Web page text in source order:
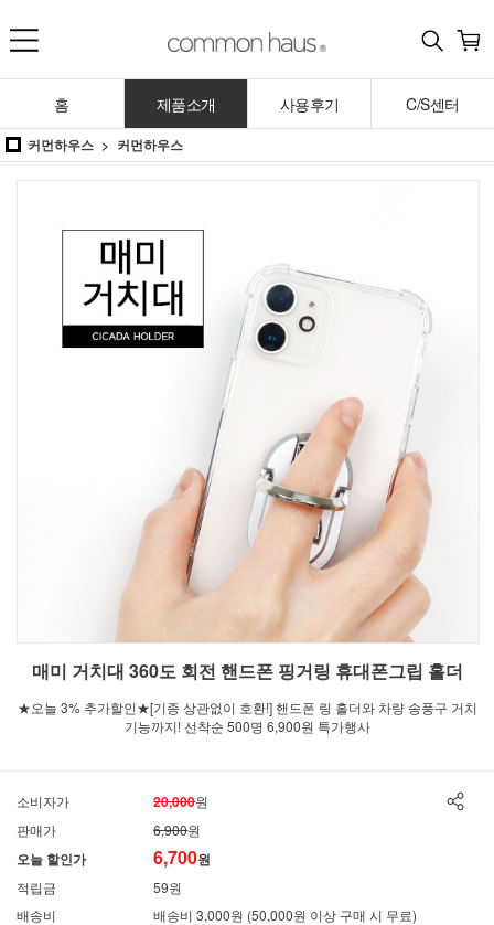
홈 제품소개 사용후기 C/S센터
커먼하우스 커먼하우스
매미 거치대 360도 회전 핸드폰 핑거링 휴대폰그립 홀더
★오늘 3% 추가할인★[기종 상관없이 호환!] 핸드폰 링 홀더와 차량 송풍구 거치
기능까지! 선착순 500명 6,900원 특가행사
소비자가 20,000원
판매가
6,900원
오늘 할인가 6,700원
적립금
59원
배송비
배송비 3,000원 (50,000원 이상 구매 시 무료)